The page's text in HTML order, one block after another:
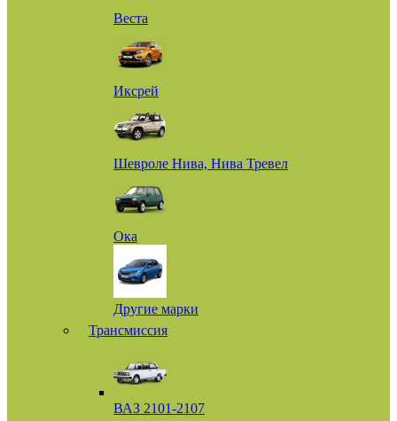
Веста
Иксрей
Шевроле Нива, Нива Тревел
Ока
Другие марки
Трансмиссия
ВАЗ 2101-2107